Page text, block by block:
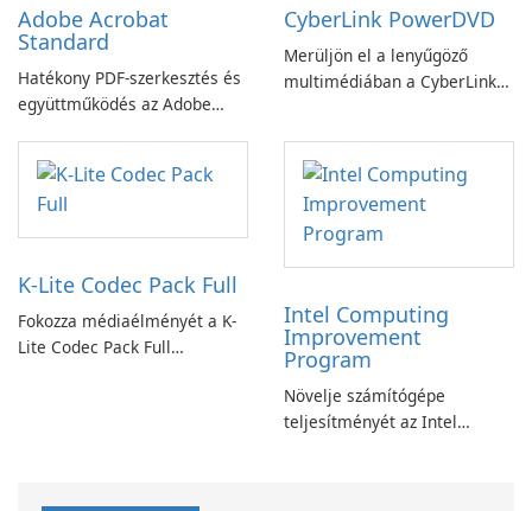
Adobe Acrobat
Standard
Hatékony PDF-szerkesztés és
együttműködés az Adobe
alkalmazással.
CyberLink PowerDVD
Merüljön el a lenyűgöző
multimédiában a CyberLink
K-Lite Codec Pack Full
Fokozza médiaélményét a K-
Lite Codec Pack Full
Intel Computing
Improvement
Program
Növelje számítógépe
teljesítményét az Intel